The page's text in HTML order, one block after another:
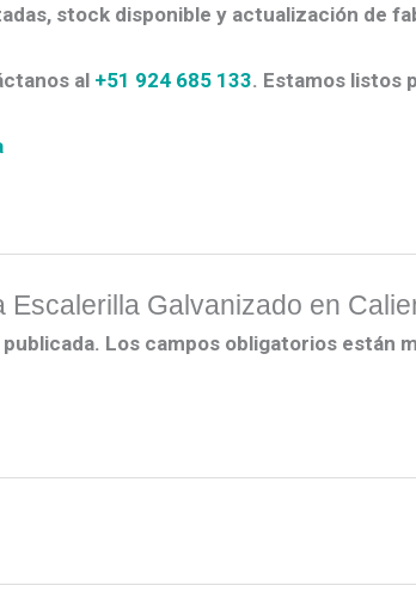
stock disponible y actualización de
al +51 924 685 133. Estamos listos
Galvanizado en
Los campos obligatorios están